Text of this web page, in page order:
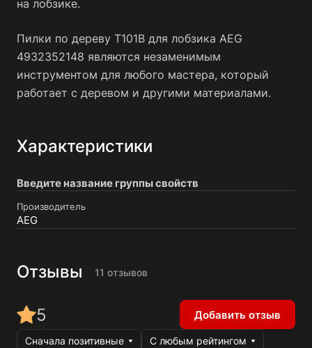
на лобзике.
Пилки по дереву Т101В для лобзика AEG
4932352148 являются незаменимым
инструментом для любого мастера, который
работает с деревом и другими материалами.
Характеристики
Введите название группы свойств
Производитель
AEG
Отзывы 11 отзывов
Сначала позитивные С любым рейтингом
5 Добавить отзыв